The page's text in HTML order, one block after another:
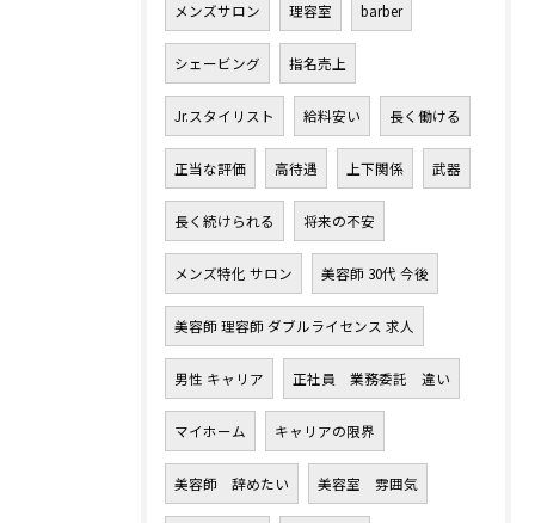
メンズサロン 理容室 barber
シェービング 指名売上
Jr.スタイリスト 給料安い 長く働ける
正当な評価 高待遇 上下関係 武器
長く続けられる 将来の不安
メンズ特化 サロン 美容師 30代 今後
美容師 理容師 ダブルライセンス 求人
男性 キャリア 正社員 業務委託 違い
マイホーム キャリアの限界
美容師 辞めたい 美容室 雰囲気